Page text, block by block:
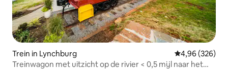
Trein in Lynchburg Gemiddelde
4,96 (326)
Treinwagon met uitzicht op de rivier < 0,5 mijl naar het